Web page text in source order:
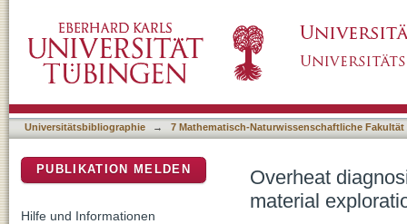
Universitätsbibliographie → 7 Mathematisch-Naturwissenschaftliche Fakultät
Overheat
material
PUBLIKATION MELDEN
Hilfe und Informationen